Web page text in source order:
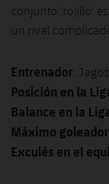
Jugadores
Fotos
Historia
Resultados
Barça C
Juvenil
Infantil
Alevín
PLUSICON
MÁS
Noticias
Atletismo
plusicon
más
Actualidad
Masculino
Baloncesto
plusicon
más
Actualidad
conjunto 'rojillo'
un rival
Entrenador:
Posición en la
Balance en la
Máximo
Exculés en el